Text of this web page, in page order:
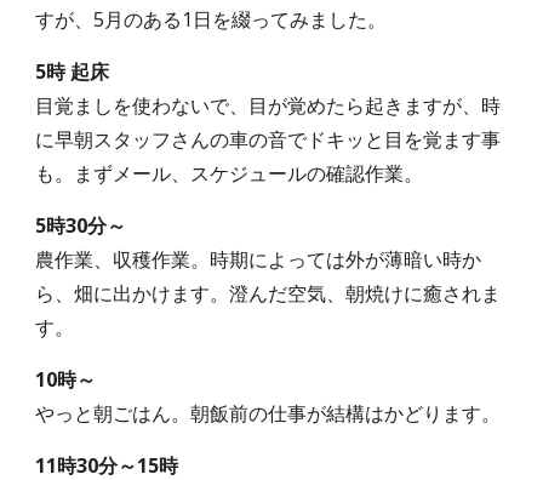
すが、5月のある1日を綴ってみました。
5時 起床
目覚ましを使わないで、目が覚めたら起きますが、時
に早朝スタッフさんの車の音でドキッと目を覚ます事
も。まずメール、スケジュールの確認作業。
5時30分～
農作業、収穫作業。時期によっては外が薄暗い時か
ら、畑に出かけます。澄んだ空気、朝焼けに癒されま
す。
10時～
やっと朝ごはん。朝飯前の仕事が結構はかどります。
11時30分～15時